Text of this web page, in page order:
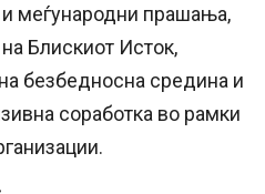
и меѓународни прашања,
Блискиот Исток,
безбедносна средина и
соработка во рамки